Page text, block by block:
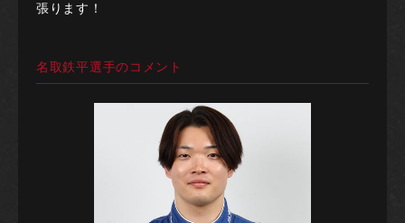
張ります！
名取鉄平選手のコメント